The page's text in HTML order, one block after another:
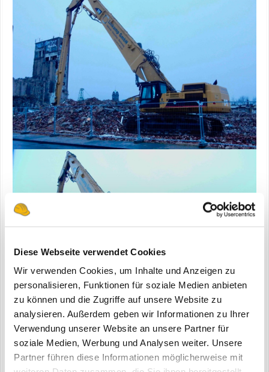
Diese Webseite verwendet Cookies
Wir verwenden Cookies, um Inhalte und Anzeigen zu
personalisieren, Funktionen für soziale Medien anbieten
zu können und die Zugriffe auf unsere Website zu
analysieren. Außerdem geben wir Informationen zu Ihrer
Verwendung unserer Website an unsere Partner für
soziale Medien, Werbung und Analysen weiter. Unsere
Partner führen diese Informationen möglicherweise mit